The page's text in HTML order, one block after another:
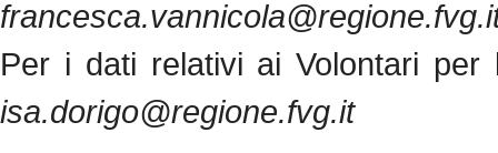
Per i dati relativi ai Volontari per
isa.dorigo@regione.fvg.it